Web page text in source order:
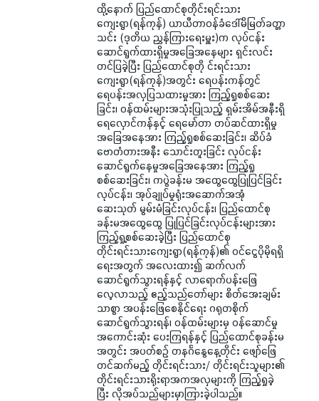
ထို့နောက် ပြည်ထောင်စုတိုင်းရင်းသား
ကျေးရွာ(ရန်ကုန်) ယာယီတာဝန်ခံဒေါ်မိမြတ်ခတ္တာ
သင်း (ဒုတိယ ညွှန်ကြားရေးမှူး)က လုပ်ငန်း
ဆောင်ရွက်ထားရှိမှုအခြေအနေများ ရှင်းလင်း
တင်ပြခဲ့ပြီး ပြည်ထောင်စုတို င်းရင်းသား
ကျေးရွာ(ရန်ကုန်)အတွင်း ရေပန်းကန်တွင်
ရေပန်းအလှပြသထားမှုအား ကြည့်ရှုစစ်ဆေး
ခြင်း၊ ဝန်ထမ်းများအသုံးပြုသည့် ရှမ်းအိမ်အနီးရှိ
ရေလှောင်ကန်နှင့် ရေမော်တာ တပ်ဆင်ထားရှိမှု
အခြေအနေအား ကြည့်ရှုစစ်ဆေးခြင်း၊ ဆိပ်ခံ
ဗောတံတားအနီး သောင်းတူးခြင်း လုပ်ငန်း
ဆောင်ရွက်နေမှုအခြေအနေအား ကြည့်ရှု
စစ်ဆေးခြင်း၊ ကပွဲခန်းမ အထွေထွေပြုပြင်ခြင်း
လုပ်ငန်း၊ အုပ်ချုပ်မှုရုံးအဆောက်အအုံ
ဆေးသုတ် မွမ်းမံခြင်းလုပ်ငန်း၊ ပြည်ထောင်စု
ခန်းမအထွေထွေ ပြုပြင်ခြင်းလုပ်ငန်းများအား
ကြည့်ရှု့စစ်ဆေးခဲ့ပြီး ပြည်ထောင်စု
တိုင်းရင်းသားကျေးရွာ(ရန်ကုန်)၏ ဝင်ငွေပိုမိုရရှိ
ရေးအတွက် အလေးထား၍ ဆက်လက်
ဆောင်ရွက်သွားရန်နှင့် လာရောက်ပန်းဖြေ
လေ့လာသည့် ဧည့်သည်တော်များ စိတ်အေးချမ်း
သာစွာ အပန်းဖြေစေနိုင်ရေး ဂရုတစိုက်
ဆောင်ရွက်သွားရန်၊ ဝန်ထမ်းများမှ ဝန်ဆောင်မှု
အကောင်းဆုံး ပေးကြရန်နှင့် ပြည်ထောင်စုခန်းမ
အတွင်း အပတ်စဉ် တနင်္ဂနွေနေ့တိုင်း ဖျော်ဖြေ
တင်ဆက်မည့် တိုင်းရင်းသား/ တိုင်းရင်းသူများ၏
တိုင်းရင်းသားရိုးရာအကအလှများကို ကြည့်ရှုခဲ့
ပြီး လိုအပ်သည်များမှာကြားခဲ့ပါသည်။